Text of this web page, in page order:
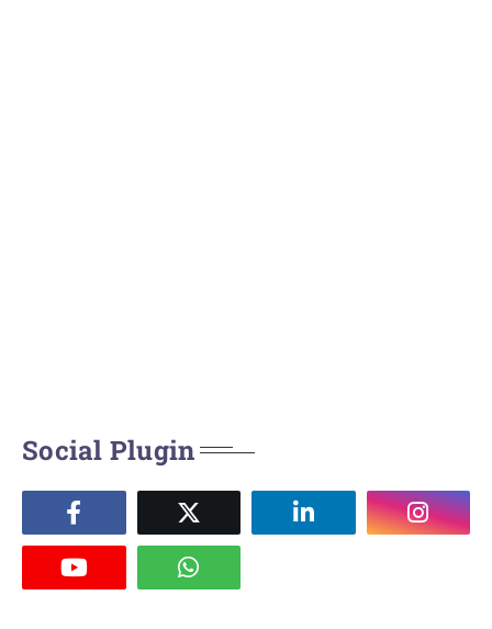
Social Plugin